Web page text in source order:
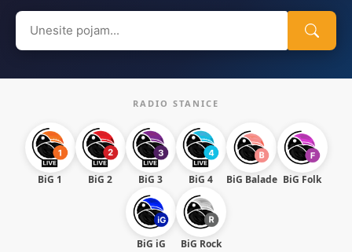
Search
for:
RADIO STANICE
BiG 1 BiG 2 BiG 3 BiG 4 BiG Balade BiG Folk
BiG iG BiG Rock